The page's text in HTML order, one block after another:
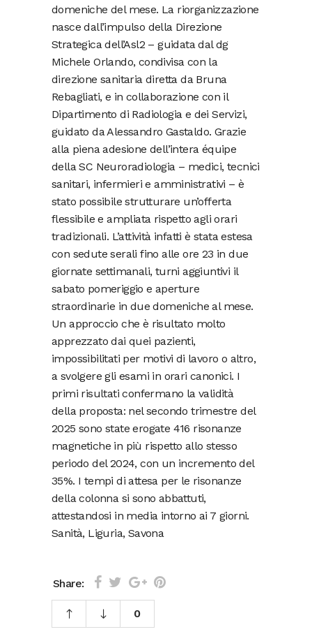
domeniche del mese. La riorganizzazione
nasce dall’impulso della Direzione
Strategica dell’Asl2 – guidata dal dg
Michele Orlando, condivisa con la
direzione sanitaria diretta da Bruna
Rebagliati, e in collaborazione con il
Dipartimento di Radiologia e dei Servizi,
guidato da Alessandro Gastaldo. Grazie
alla piena adesione dell’intera équipe
della SC Neuroradiologia – medici, tecnici
sanitari, infermieri e amministrativi – è
stato possibile strutturare un’offerta
flessibile e ampliata rispetto agli orari
tradizionali. L’attività infatti è stata estesa
con sedute serali fino alle ore 23 in due
giornate settimanali, turni aggiuntivi il
sabato pomeriggio e aperture
straordinarie in due domeniche al mese.
Un approccio che è risultato molto
apprezzato dai quei pazienti,
impossibilitati per motivi di lavoro o altro,
a svolgere gli esami in orari canonici. I
primi risultati confermano la validità
della proposta: nel secondo trimestre del
2025 sono state erogate 416 risonanze
magnetiche in più rispetto allo stesso
periodo del 2024, con un incremento del
35%. I tempi di attesa per le risonanze
della colonna si sono abbattuti,
attestandosi in media intorno ai 7 giorni.
Sanità, Liguria, Savona
Share:
0